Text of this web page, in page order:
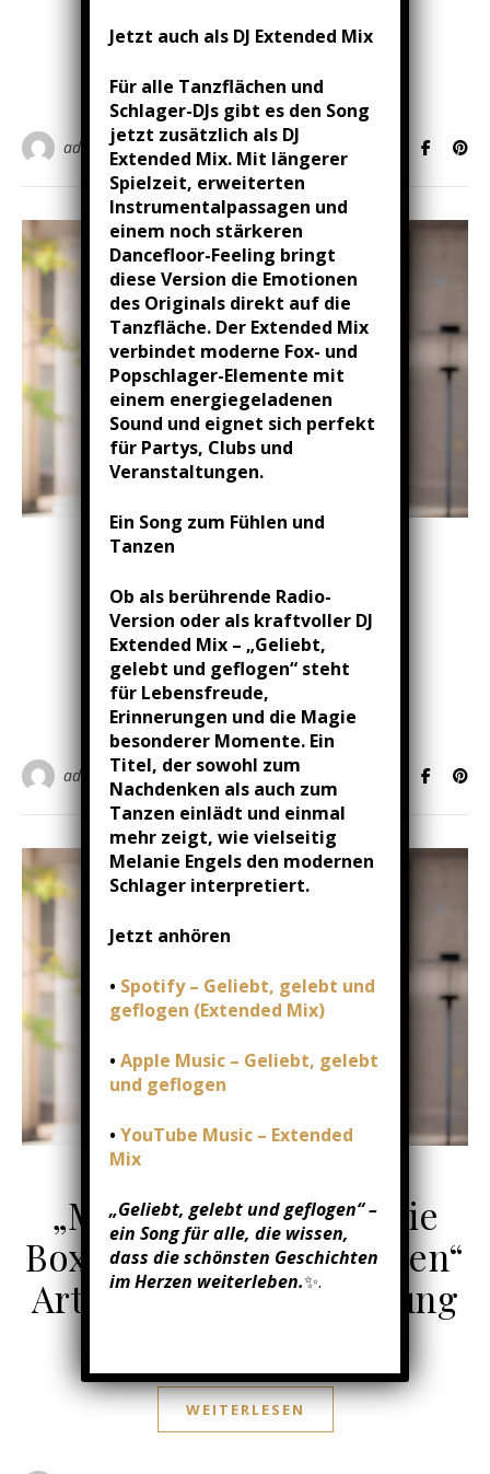
admin
MELANIE ENGELS - ÜBER MICH ...
💖 ÜBER MICH
17/03/2026 / 1 Kommentar
WEITERLESEN
admin
„Man muss als Frau die
Boxhandschuhe anziehen“
Artikel Waltroper Zeitung
WEITERLESEN
Jetzt auch als DJ Extended Mix
Für alle Tanzflächen und
Schlager-DJs gibt es den Song
jetzt zusätzlich als DJ
Extended Mix. Mit längerer
Spielzeit, erweiterten
Instrumentalpassagen und
einem noch stärkeren
Dancefloor-Feeling bringt
diese Version die Emotionen
des Originals direkt auf die
Tanzfläche. Der Extended Mix
verbindet moderne Fox- und
Popschlager-Elemente mit
einem energiegeladenen
Sound und eignet sich perfekt
für Partys, Clubs und
Veranstaltungen.
Ein Song zum Fühlen und
Tanzen
Ob als berührende Radio-
Version oder als kraftvoller DJ
Extended Mix – „Geliebt,
gelebt und geflogen“ steht
für Lebensfreude,
Erinnerungen und die Magie
besonderer Momente. Ein
Titel, der sowohl zum
Nachdenken als auch zum
Tanzen einlädt und einmal
mehr zeigt, wie vielseitig
Melanie Engels den modernen
Schlager interpretiert.
Jetzt anhören
• Spotify – Geliebt, gelebt und
geflogen (Extended Mix)
• Apple Music – Geliebt, gelebt
und geflogen
• YouTube Music – Extended
Mix
„Geliebt, gelebt und geflogen“ –
ein Song für alle, die wissen,
dass die schönsten Geschichten
im Herzen weiterleben.✨.